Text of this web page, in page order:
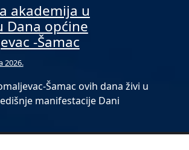
akademija u
Dana općine
-Šamac
2026.
Šamac ovih dana živi u
manifestacije Dani